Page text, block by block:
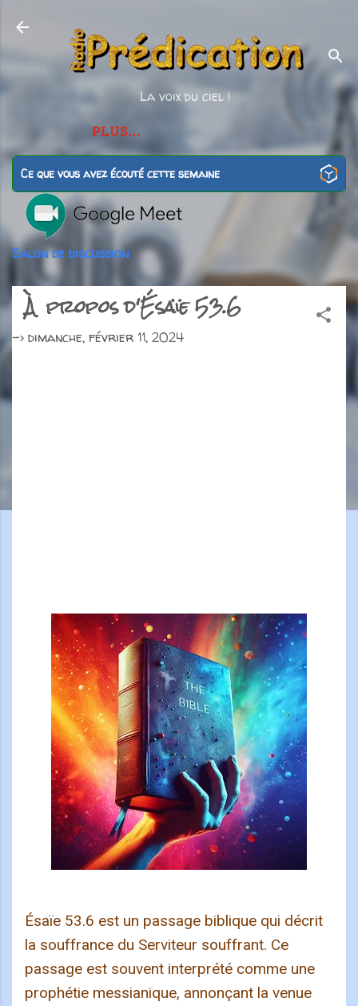
La voix du ciel !
PLUS…
Ce que vous avez écouté cette semaine
Salon de discussion
À propos d'Ésaïe 53.6
-> dimanche, février 11, 2024
@dominique-simonet
Ésaïe 53.6 est un passage biblique qui décrit
la souffrance du Serviteur souffrant. Ce
passage est souvent interprété comme une
prophétie messianique, annonçant la venue